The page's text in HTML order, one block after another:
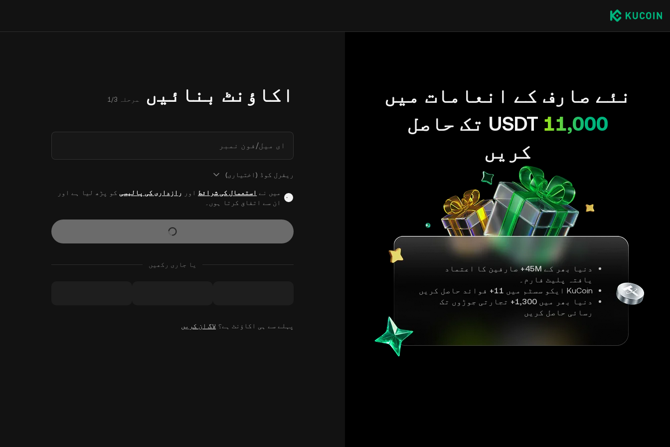
نئے صارف کے انعامات میں
11,000
USDT تک حاصل
کریں
دنیا بھر کے45M+ صارفین کا اعتماد
یافتہ پلیٹ فارم۔
KuCoin ایکو سسٹم میں
11+
فوائد حاصل کریں
دنیا بھر میں 1,300+
تجارتی جوڑوں تک
رسائی حاصل کریں
اکاؤنٹ بنائیں مرحلہ 1/3
ای میل/فون نمبر
ریفرل کوڈ (اختیاری)
میں نے استعمال کی شرائط اور رازداری کی پالیسی کو پڑھ لیا ہے اور
ان سے اتفاق کرتا ہوں۔
یا جاری رکھیں
پہلے سے ہی اکاؤنٹ ہے؟ لاگ ان کریں